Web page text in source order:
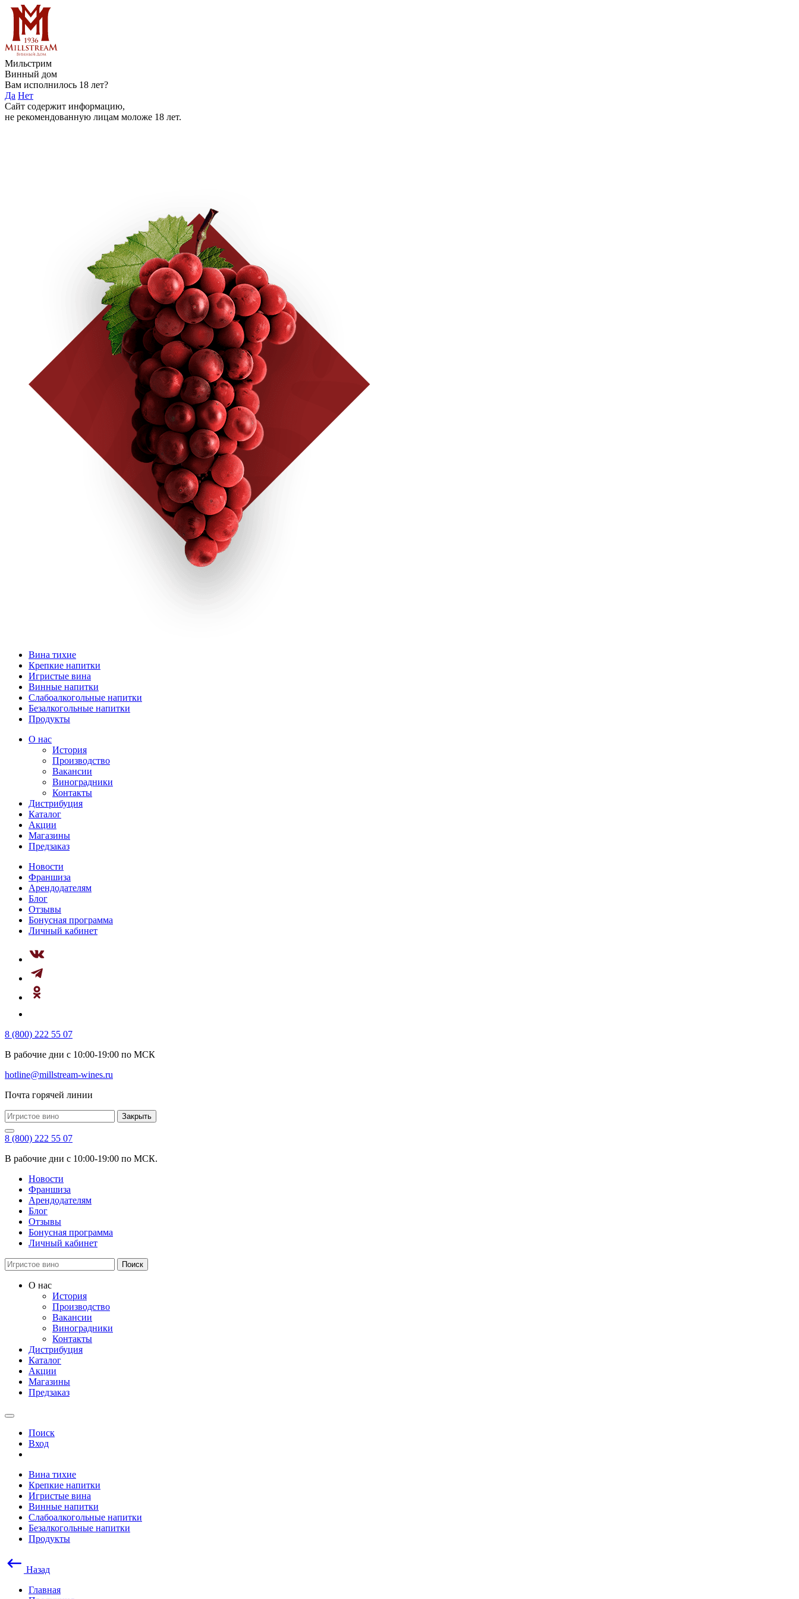
Мильстрим
Винный дом
Вам исполнилось 18 лет?
Да Нет
Сайт содержит информацию,
не рекомендованную лицам моложе 18 лет.
Вина тихие
Крепкие напитки
Игристые вина
Винные напитки
Слабоалкогольные напитки
Безалкогольные напитки
Продукты
О нас
История
Производство
Вакансии
Виноградники
Контакты
Дистрибуция
Каталог
Акции
Магазины
Предзаказ
Новости
Франшиза
Арендодателям
Блог
Отзывы
Бонусная программа
Личный кабинет
8 (800) 222 55 07
В рабочие дни с 10:00-19:00 по МСК
hotline@millstream-wines.ru
Почта горячей линии
Закрыть
8 (800) 222 55 07
В рабочие дни с 10:00-19:00 по МСК.
Новости
Франшиза
Арендодателям
Блог
Отзывы
Бонусная программа
Личный кабинет
Поиск
О нас
История
Производство
Вакансии
Виноградники
Контакты
Дистрибуция
Каталог
Акции
Магазины
Предзаказ
Поиск
Вход
Вина тихие
Крепкие напитки
Игристые вина
Винные напитки
Слабоалкогольные напитки
Безалкогольные напитки
Продукты
Назад
Главная